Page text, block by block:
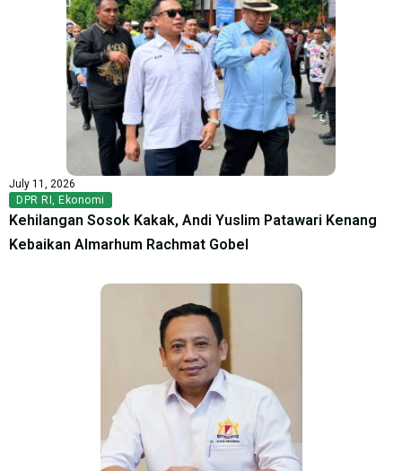
July 11, 2026
DPR RI, Ekonomi
Kehilangan Sosok Kakak, Andi Yuslim Patawari Kenang
Kebaikan Almarhum Rachmat Gobel